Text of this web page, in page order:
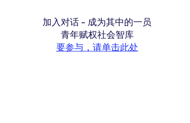
加入对话 - 成为其中的一员
青年赋权社会智库
要参与，请单击此处